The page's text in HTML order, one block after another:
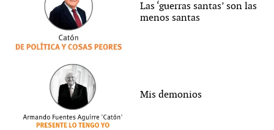
Las ‘guerras santas’ son las
menos santas
Mis demonios